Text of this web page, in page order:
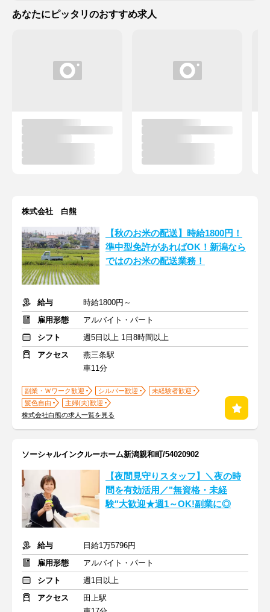
あなたにピッタリのおすすめ求人
株式会社 白熊
【秋のお米の配送】時給1800円！
準中型免許があればOK！新潟なら
ではのお米の配送業務！
給与
時給1800円～
雇用形態
アルバイト・パート
シフト
週5日以上 1日8時間以上
アクセス
燕三条駅
車11分
副業・Ｗワーク歓迎 シルバー歓迎
未経験者歓迎
髪色自由
主婦(夫)歓迎
株式会社白熊の求人一覧を見る
ソーシャルインクルーホーム新潟親和町/54020902
【夜間見守りスタッフ】＼夜の時
間を有効活用／"無資格・未経
験"大歓迎★週1～OK!副業に◎
給与
日給1万5796円
雇用形態
アルバイト・パート
シフト
週1日以上
アクセス
田上駅